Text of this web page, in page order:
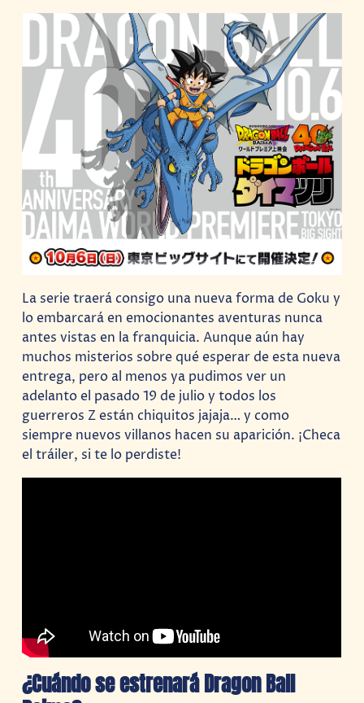
La serie traerá consigo una nueva forma de Goku y
lo embarcará en emocionantes aventuras nunca
antes vistas en la franquicia. Aunque aún hay
muchos misterios sobre qué esperar de esta nueva
entrega, pero al menos ya pudimos ver un
adelanto el pasado 19 de julio y todos los
guerreros Z están chiquitos jajaja… y como
siempre nuevos villanos hacen su aparición. ¡Checa
el tráiler, si te lo perdiste!
¿Cuándo se estrenará Dragon Ball